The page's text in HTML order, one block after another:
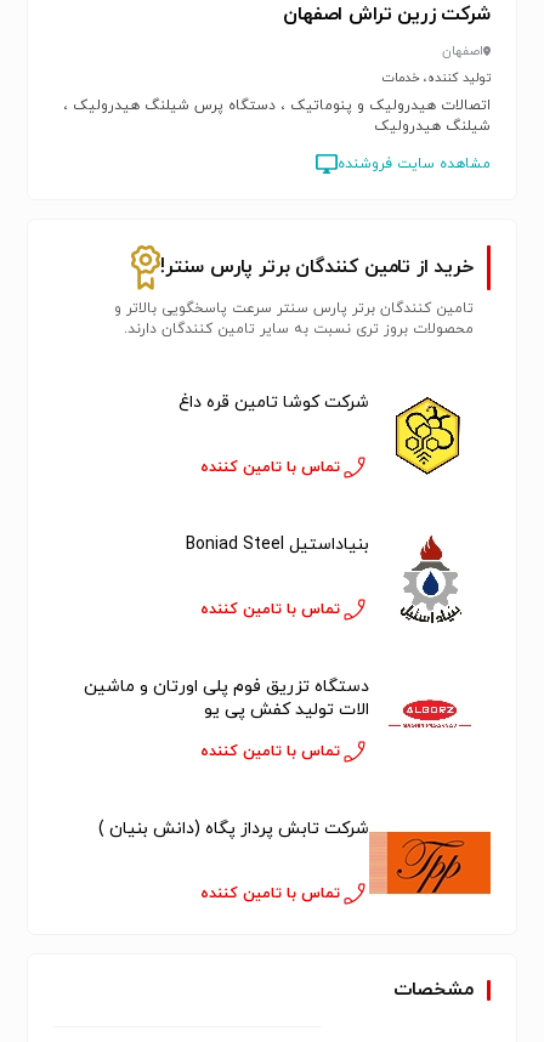
شرکت زرین تراش اصفهان
اصفهان
تولید کننده، خدمات
اتصالات هیدرولیک و پنوماتیک ، دستگاه پرس شیلنگ هیدرولیک ،
شیلنگ هیدرولیک
مشاهده سایت فروشنده
خرید از تامین کنندگان برتر پارس سنتر!
تامین کنندگان برتر پارس سنتر سرعت پاسخگویی بالاتر و
محصولات بروز تری نسبت به سایر تامین کنندگان دارند.
شرکت کوشا تامین قره داغ
تماس با تامین کننده
بنیاداستیل Boniad Steel
تماس با تامین کننده
دستگاه تزریق فوم پلی اورتان و ماشین
الات تولید کفش پی یو
تماس با تامین کننده
شرکت تابش پرداز پگاه (دانش بنیان )
تماس با تامین کننده
مشخصات